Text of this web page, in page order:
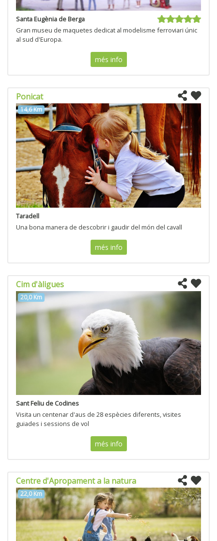
Santa Eugènia de Berga
Gran museu de maquetes dedicat al modelisme ferroviari únic
al sud d'Europa.
més info
Ponicat
14,6 Km
Taradell
Una bona manera de descobrir i gaudir del món del cavall
més info
Cim d'àligues
20,0 Km
Sant Feliu de Codines
Visita un centenar d'aus de 28 espècies diferents, visites
guiades i sessions de vol
més info
Centre d'Apropament a la natura
22,0 Km